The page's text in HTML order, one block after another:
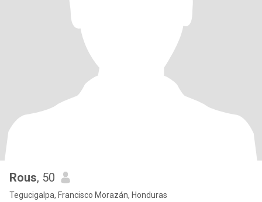
Rous, 50
Tegucigalpa, Francisco Morazán, Honduras